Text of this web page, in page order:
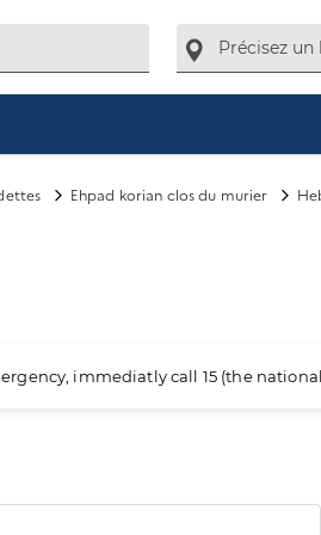
Ehpad korian clos du murier
immediatly call 15 (the